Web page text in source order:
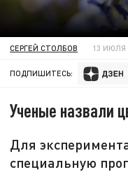
СЕРГЕЙ СТОЛБОВ 13 ИЮЛЯ
ПОДПИШИТЕСЬ:
Ученые назвали
Для
специальную